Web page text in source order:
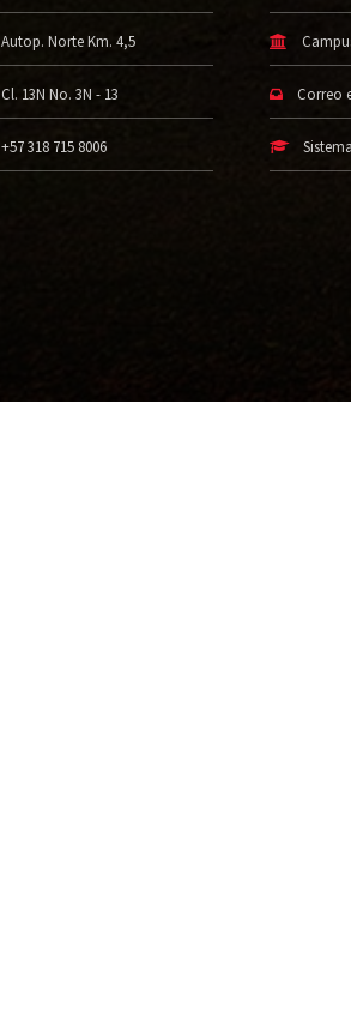
Autop. Norte Km. 4,5
Cl. 13N No. 3N - 13
+57 318 715 8006
Correo